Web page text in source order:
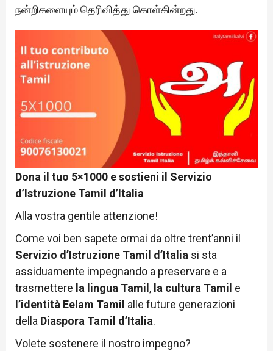
நன்றிகளையும் தெரிவித்து கொள்கின்றது.
Dona il tuo 5×1000 e sostieni il Servizio
d’Istruzione Tamil d’Italia
Alla vostra gentile attenzione!
Come voi ben sapete ormai da oltre trent’anni il
Servizio d’Istruzione Tamil d’Italia si sta
assiduamente impegnando a preservare e a
trasmettere la lingua Tamil , la cultura Tamil e
l’identità Eelam Tamil alle future generazioni
della Diaspora Tamil d’Italia.
Volete sostenere il nostro impegno?